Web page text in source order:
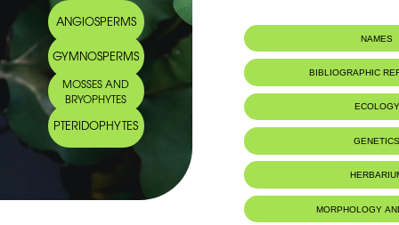
ANGIOSPERMS
GYMNOSPERMS
MOSSES AND
BRYOPHYTES
PTERIDOPHYTES
NAMES
Common name: Flûteau,
Arabic name: , أذن العنز
BIBLIOGRAPHIC
ECOLOGY
MORPHOLOGY